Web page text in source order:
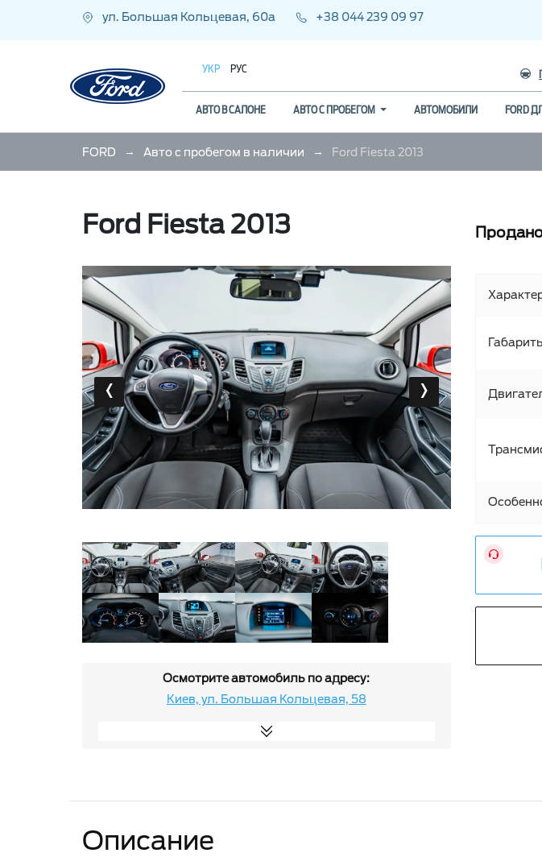
ул. Большая Кольцевая, 60а +38 044 239 09 97
УКР РУС
АВТО В САЛОНЕ АВТО С ПРОБЕГОМ АВТОМОБИЛИ FORD
FORD → Авто с пробегом в наличии → Ford Fiesta 2013
Ford Fiesta 2013
‹ ›
Осмотрите автомобиль по адресу:
Киев, ул. Большая Кольцевая, 58
Описание